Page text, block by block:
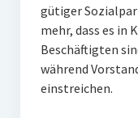
gütiger
mehr, dass es in
Beschäftigten
während
einstreichen.